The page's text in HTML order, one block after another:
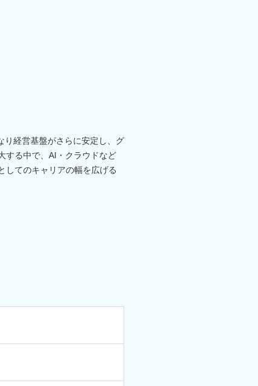
り経営基盤がさらに安定し、グ
する中で、AI・クラウドなど
してのキャリアの幅を広げる